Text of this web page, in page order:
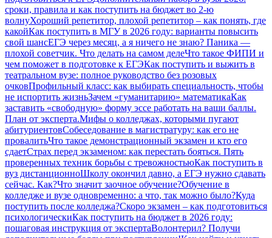
сроки, правила и как поступить на бюджет во 2‑ю
волнуХороший репетитор, плохой репетитор – как понять, где
какойКак поступить в МГУ в 2026 году: варианты повысить
свой шансЕГЭ через месяц, а я ничего не знаю? Паника —
плохой советчик. Что делать на самом делеЧто такое ФИПИ и
чем поможет в подготовке к ЕГЭКак поступить и выжить в
театральном вузе: полное руководство без розовых
очковПрофильный класс: как выбирать специальность, чтобы
не испортить жизньЗачем «гуманитарию» математикаКак
заставить «свободную» форму эссе работать на ваши баллы.
План от эксперта.Мифы о колледжах, которыми пугают
абитуриентовСобеседование в магистратуру: как его не
провалитьЧто такое демонстрационный экзамен и кто его
сдаетСтрах перед экзаменом: как перестать бояться. Пять
проверенных техник борьбы с тревожностьюКак поступить в
вуз дистанционноШколу окончил давно, а ЕГЭ нужно сдавать
сейчас. Как?Что значит заочное обучение?Обучение в
колледже и вузе одновременно: а что, так можно было?Куда
поступить после колледжа?Скоро экзамен – как подготовиться
психологическиКак поступить на бюджет в 2026 году:
пошаговая инструкция от экспертаВолонтерил? Получи